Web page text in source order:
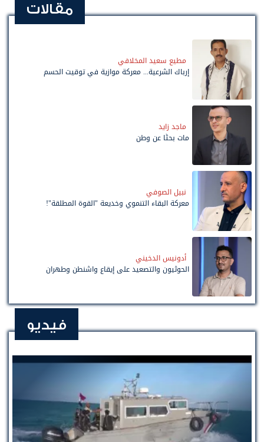
مقالات
مطيع سعيد المخلافي
إرباك الشرعية... معركة موازية في توقيت الحسم
ماجد زايد
مات بحثًا عن وطن
نبيل الصوفي
معركة البقاء التنموي وخديعة "القوة المطلقة"!
أدونيس الدخيني
الحوثيون والتصعيد على إيقاع واشنطن وطهران
فيديو